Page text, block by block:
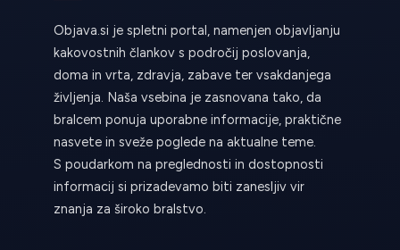
Objava.si je spletni portal, namenjen objavljanju
kakovostnih člankov s področij poslovanja,
doma in vrta, zdravja, zabave ter vsakdanjega
življenja. Naša vsebina je zasnovana tako, da
bralcem ponuja uporabne informacije, praktične
nasvete in sveže poglede na aktualne teme.
S poudarkom na preglednosti in dostopnosti
informacij si prizadevamo biti zanesljiv vir
znanja za široko bralstvo.